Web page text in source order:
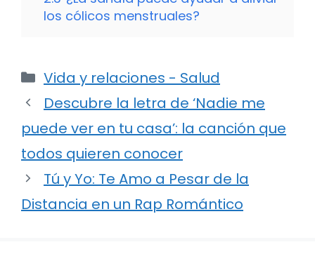
los cólicos menstruales?
Categorías
Vida y relaciones - Salud
Descubre la letra de ‘Nadie me
puede ver en tu casa’: la canción que
todos quieren conocer
Tú y Yo: Te Amo a Pesar de la
Distancia en un Rap Romántico